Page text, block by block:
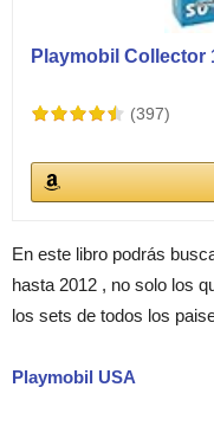
Playmobil Collector
(397)
En este libro podrás
hasta 2012 , no solo los
los sets de todos los
Playmobil USA